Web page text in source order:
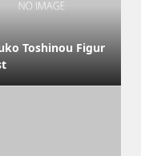
Toshinou Figur